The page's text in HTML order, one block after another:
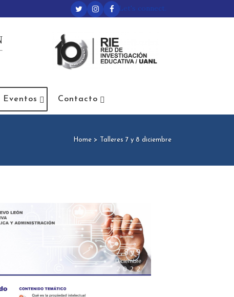
Let's connect.
Eventos Contacto
Home > Talleres 7 y 8 diciembre